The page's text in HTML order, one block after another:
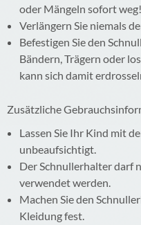
oder Mängeln sofort weg!
Verlängern Sie niemals
Befestigen Sie den
Bändern, Trägern oder
kann sich damit
Zusätzliche
Lassen Sie Ihr Kind mit
unbeaufsichtigt.
Der Schnullerhalter darf
verwendet werden.
Machen Sie den
Kleidung fest.